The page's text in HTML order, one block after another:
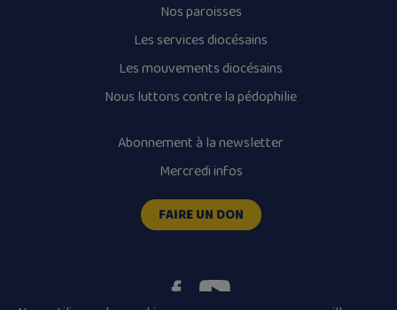
Nos paroisses
Les services diocésains
Les mouvements diocésains
Nous luttons contre la pédophilie
Abonnement à la newsletter
Mercredi infos
FAIRE UN DON